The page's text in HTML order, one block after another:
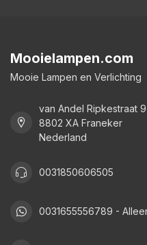
Mooielampen.com
Mooie Lampen en Verlichting
van Andel Ripkestraat 9
8802 XA Franeker
Nederland
0031850606505
0031655556789 -